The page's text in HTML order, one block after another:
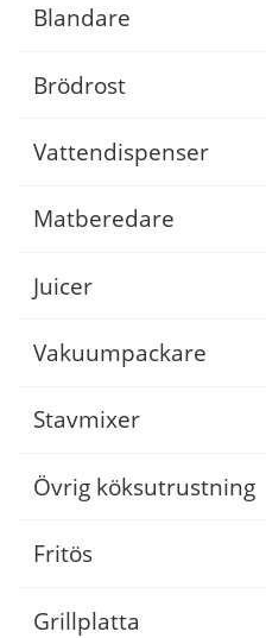
Blandare
Brödrost
Vattendispenser
Matberedare
Juicer
Vakuumpackare
Stavmixer
Övrig köksutrustning
Fritös
Grillplatta